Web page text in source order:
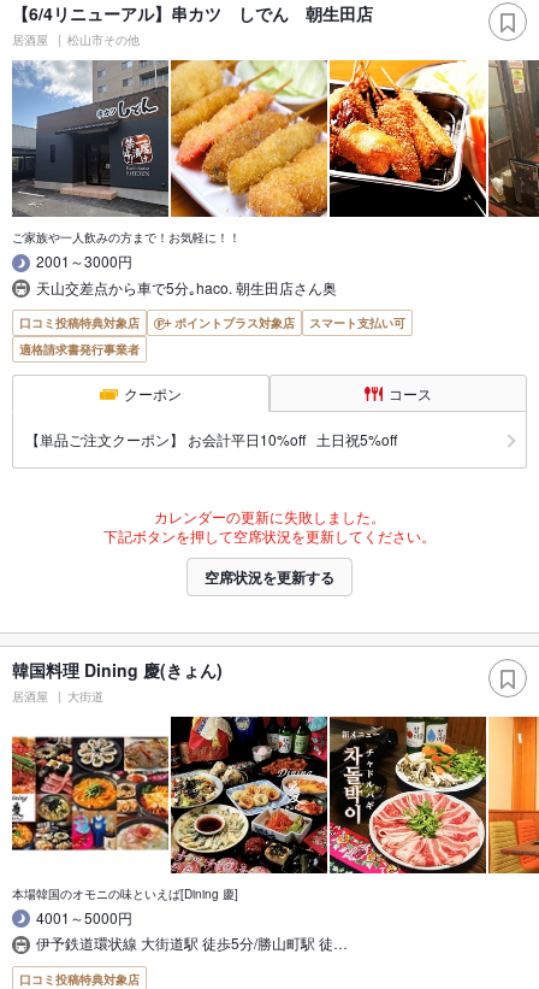
【6/4リニューアル】串カツ しでん 朝生田店
居酒屋 松山市その他
ご家族や一人飲みの方まで！お気軽に！！
2001～3000円
天山交差点から車で5分｡haco. 朝生田店さん奥
口コミ投稿特典対象店 ポイントプラス対象店
スマート支払い可
適格請求書発行事業者
クーポン コース
【単品ご注文クーポン】 お会計平日10%off 土日祝5%off
カレンダーの更新に失敗しました。
下記ボタンを押して空席状況を更新してください。
空席状況を更新する
韓国料理 Dining 慶(きょん)
居酒屋 大街道
本場韓国のオモニの味といえば[Dining 慶]
4001～5000円
伊予鉄道環状線 大街道駅 徒歩5分/勝山町駅 徒…
口コミ投稿特典対象店